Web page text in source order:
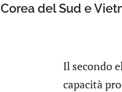
Corea del Sud e
Il secondo
capacità